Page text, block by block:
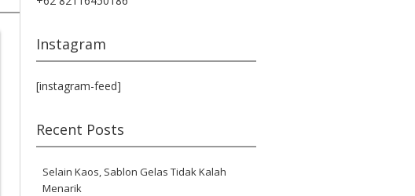
Instagram
[instagram-feed]
Recent Posts
Selain Kaos, Sablon Gelas Tidak Kalah
Menarik